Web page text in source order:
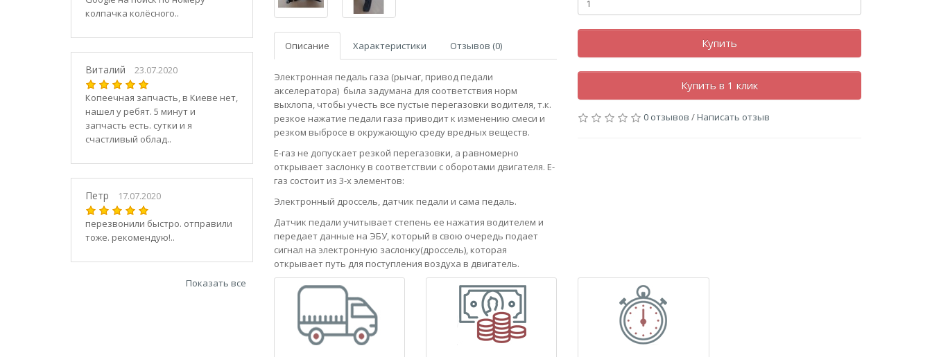
21020
21040
21044
21047
2107
21070
21073
колпачка колёсного..
Виталий 23.07.2020
Копеечная запчасть, в Киеве нет,
нашел у ребят. 5 минут и
запчасть есть. сутки и я
счастливый облад..
Петр 17.07.2020
перезвонили быстро. отправили
тоже. рекомендую!..
Показать все
Описание Характеристики Отзывов (0)
Электронная педаль газа (рычаг, привод педали
акселератора) была задумана для соответствия норм
выхлопа, чтобы учесть все пустые перегазовки водителя, т.к.
резкое нажатие педали газа приводит к изменению смеси и
резком выбросе в окружающую среду вредных веществ.
Е-газ не допускает резкой перегазовки, а равномерно
открывает заслонку в соответствии с оборотами двигателя. Е-
газ состоит из 3-х элементов:
Электронный дроссель, датчик педали и сама педаль.
Датчик педали учитывает степень ее нажатия водителем и
передает данные на ЭБУ, который в свою очередь подает
сигнал на электронную заслонку(дроссель), которая
открывает путь для поступления воздуха в двигатель.
Купить
Купить в 1 клик
0 отзывов /Написать отзыв